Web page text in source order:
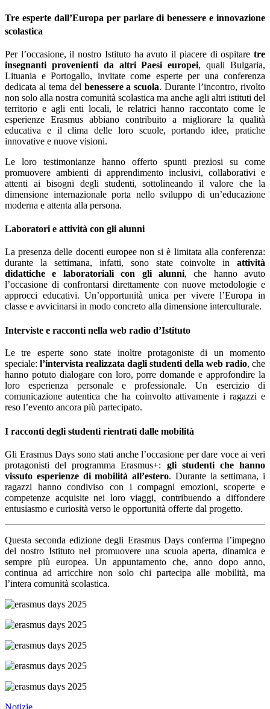
Tre esperte dall’Europa per parlare di benessere e innovazione
scolastica
Per l’occasione, il nostro Istituto ha avuto il piacere di ospitare tre
insegnanti provenienti da altri Paesi europei, quali Bulgaria,
Lituania e Portogallo, invitate come esperte per una conferenza
dedicata al tema del benessere a scuola. Durante l’incontro, rivolto
non solo alla nostra comunità scolastica ma anche agli altri istituti del
territorio e agli enti locali, le relatrici hanno raccontato come le
esperienze Erasmus abbiano contribuito a migliorare la qualità
educativa e il clima delle loro scuole, portando idee, pratiche
innovative e nuove visioni.
Le loro testimonianze hanno offerto spunti preziosi su come
promuovere ambienti di apprendimento inclusivi, collaborativi e
attenti ai bisogni degli studenti, sottolineando il valore che la
dimensione internazionale porta nello sviluppo di un’educazione
moderna e attenta alla persona.
Laboratori e attività con gli alunni
La presenza delle docenti europee non si è limitata alla conferenza:
durante la settimana, infatti, sono state coinvolte in attività
didattiche e laboratoriali con gli alunni, che hanno avuto
l’occasione di confrontarsi direttamente con nuove metodologie e
approcci educativi. Un’opportunità unica per vivere l’Europa in
classe e avvicinarsi in modo concreto alla dimensione interculturale.
Interviste e racconti nella web radio d’Istituto
Le tre esperte sono state inoltre protagoniste di un momento
speciale: l’intervista realizzata dagli studenti della web radio, che
hanno potuto dialogare con loro, porre domande e approfondire la
loro esperienza personale e professionale. Un esercizio di
comunicazione autentica che ha coinvolto attivamente i ragazzi e
reso l’evento ancora più partecipato.
I racconti degli studenti rientrati dalle mobilità
Gli Erasmus Days sono stati anche l’occasione per dare voce ai veri
protagonisti del programma Erasmus+: gli studenti che hanno
vissuto esperienze di mobilità all’estero. Durante la settimana, i
ragazzi hanno condiviso con i compagni emozioni, scoperte e
competenze acquisite nei loro viaggi, contribuendo a diffondere
entusiasmo e curiosità verso le opportunità offerte dal progetto.
Questa seconda edizione degli Erasmus Days conferma l’impegno
del nostro Istituto nel promuovere una scuola aperta, dinamica e
sempre più europea. Un appuntamento che, anno dopo anno,
continua ad arricchire non solo chi partecipa alle mobilità, ma
l’intera comunità scolastica.
Notizie